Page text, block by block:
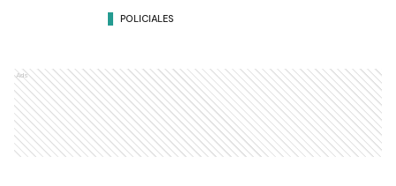
POLICIALES
Ads